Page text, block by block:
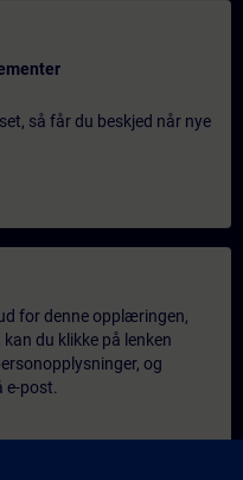
så får du beskjed når nye
for denne opplæringen,
du klikke på lenken
og
e-post.